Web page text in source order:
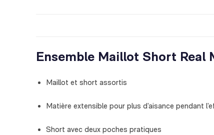
Ensemble Maillot Short Real
Maillot et short assortis
Matière extensible pour plus d’aisance pendant
Short avec deux poches pratiques